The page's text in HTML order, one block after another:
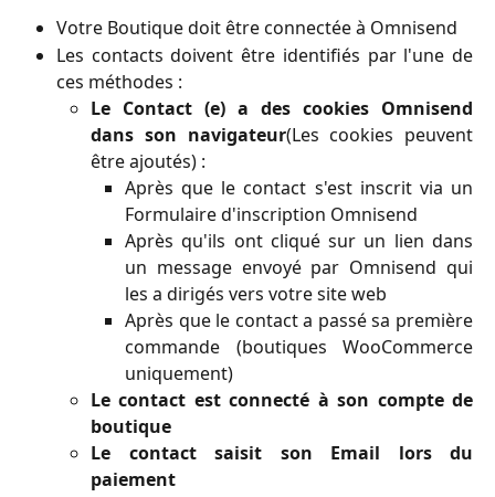
Votre Boutique doit être connectée à Omnisend
Les contacts doivent être identifiés par l'une de
ces méthodes :
Le Contact (e) a des cookies Omnisend
dans son navigateur(Les cookies peuvent
être ajoutés) :
Après que le contact s'est inscrit via un
Formulaire d'inscription Omnisend
Après qu'ils ont cliqué sur un lien dans
un message envoyé par Omnisend qui
les a dirigés vers votre site web
Après que le contact a passé sa première
commande (boutiques WooCommerce
uniquement)
Le contact est connecté à son compte de
boutique
Le contact saisit son Email lors du
paiement